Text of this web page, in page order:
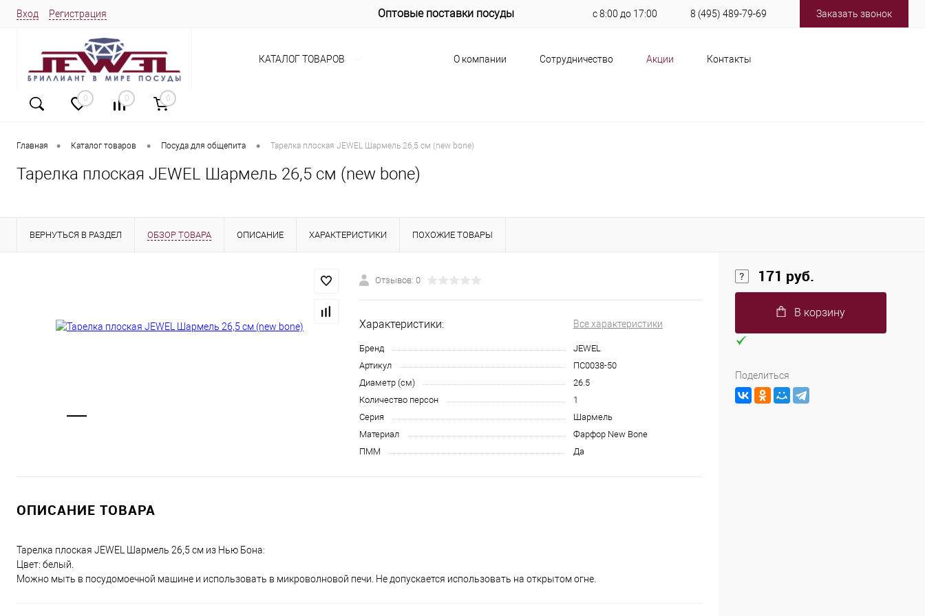
Вход Регистрация Оптовые поставки посуды с 8:00 до 17:00 8 (495) 489-79-69 Заказать звонок
О компании Сотрудничество Акции Контакты
0 0 0
КАТАЛОГ ТОВАРОВ
Главная • Каталог товаров • Посуда для общепита • Тарелка плоская JEWEL Шармель 26,5 см (new bone)
Тарелка плоская JEWEL Шармель 26,5 см (new bone)
ВЕРНУТЬСЯ В РАЗДЕЛ ОБЗОР ТОВАРА ОПИСАНИЕ ХАРАКТЕРИСТИКИ ПОХОЖИЕ ТОВАРЫ
Отзывов: 0
Характеристики: Все характеристики
Бренд
JEWEL
Артикул
ПС0038-50
Диаметр (см)
26.5
Количество персон
1
Серия
Шармель
Материал
Фарфор New Bone
ПММ
Да
ОПИСАНИЕ ТОВАРА
Тарелка плоская JEWEL Шармель 26,5 см из Нью Бона:
Цвет: белый.
Можно мыть в посудомоечной машине и использовать в микроволновой печи. Не допускается использовать на открытом огне.
171 руб.
В корзину
Поделиться